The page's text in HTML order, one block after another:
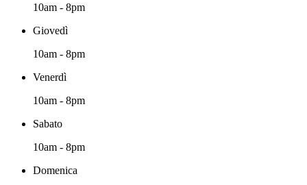
10am - 8pm
Giovedì
10am - 8pm
Venerdì
10am - 8pm
Sabato
10am - 8pm
Domenica